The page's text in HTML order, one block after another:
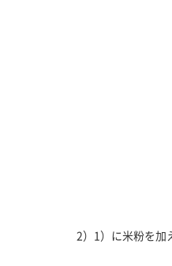
2）1）に米粉を加